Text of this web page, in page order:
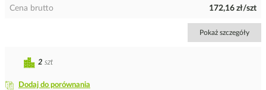
Cena brutto 172,16 zł/szt
Pokaż szczegóły
Dodaj do porównania
2 szt